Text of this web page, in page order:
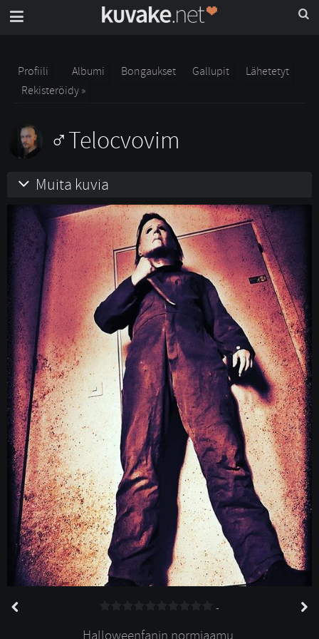
Profiili Albumi Bongaukset Gallupit
Lähetetyt
Rekisteröidy »
Telocvovim
Muita kuvia
-
Halloweenfanin normiaamu.